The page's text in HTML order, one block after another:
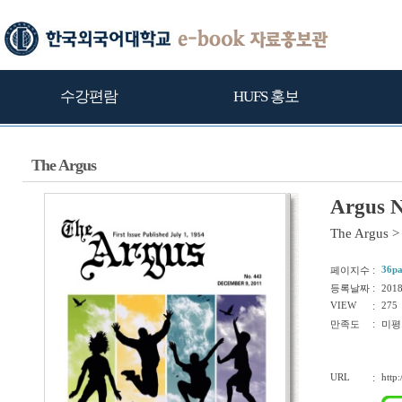
수강편람 HUFS 홍보
The Argus
Argus
The Argus >
페이지수 :
등록날짜 :
VIEW
:
275
만족도
: 미
URL :